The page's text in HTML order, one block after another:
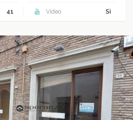
41 Video Sì